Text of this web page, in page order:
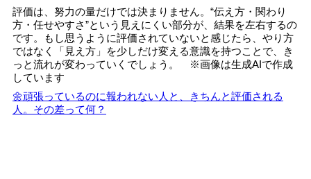
評価は、努力の量だけでは決まりません。“伝え方・関わり
方・任せやすさ”という見えにくい部分が、結果を左右するの
です。もし思うように評価されていないと感じたら、やり方
ではなく「見え方」を少しだけ変える意識を持つことで、き
っと流れが変わっていくでしょう。 ※画像は生成AIで作成
しています
🌼頑張っているのに報われない人と、きちんと評価される
人。その差って何？